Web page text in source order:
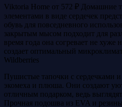
Viktoria Home от 572 ₽ Домашние
элементами в виде сердечек
обувь для повседневного
закрытым мысом подходит для
время года она согревает не хуже
создает оптимальный
Wildberries
Пушистые тапочки с сердечками
экомеха и плюша. Они создают
отличным подарком, ведь
Прочная подошва из EVA и